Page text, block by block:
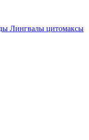
Лингвалы цитомаксы